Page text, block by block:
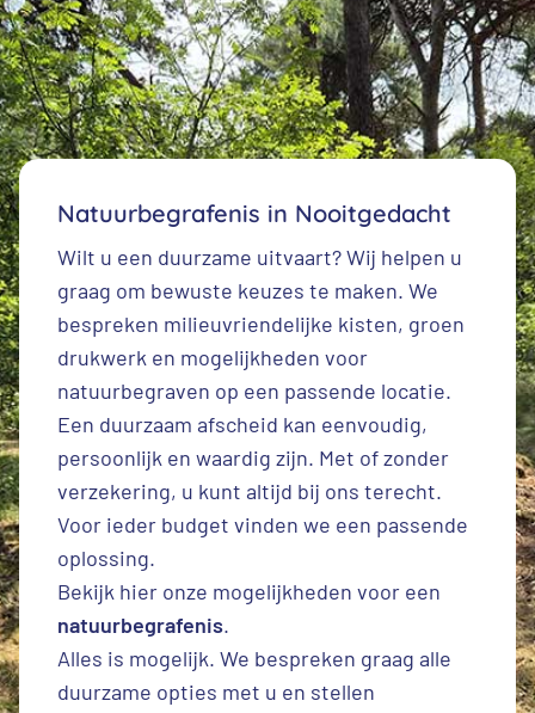
Natuurbegrafenis in Nooitgedacht
Wilt u een duurzame uitvaart? Wij helpen u
graag om bewuste keuzes te maken. We
bespreken milieuvriendelijke kisten, groen
drukwerk en mogelijkheden voor
natuurbegraven op een passende locatie.
Een duurzaam afscheid kan eenvoudig,
persoonlijk en waardig zijn. Met of zonder
verzekering, u kunt altijd bij ons terecht.
Voor ieder budget vinden we een passende
oplossing.
Bekijk hier onze mogelijkheden voor een
natuurbegrafenis.
Alles is mogelijk. We bespreken graag alle
duurzame opties met u en stellen